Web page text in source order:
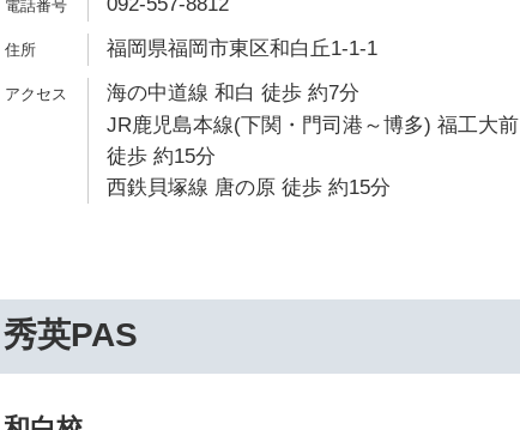
福岡県福岡市東区和白丘1-1-1
海の中道線 和白 徒歩 約7分
JR鹿児島本線(下関・門司港～博多) 福工大前
徒歩 約15分
西鉄貝塚線 唐の原 徒歩 約15分
秀英PAS